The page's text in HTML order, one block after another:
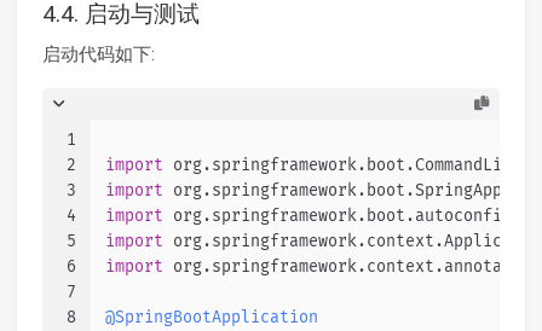
4.4. 启动与测试
启动代码如下:
1
2
3
4
5
6
7
8
import
import
import
import
import
@SpringBootApplication